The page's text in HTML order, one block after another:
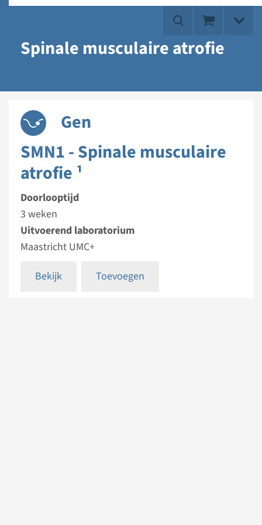
Spinale musculaire atrofie
Gen
SMN1 - Spinale musculaire
atrofie ¹
Doorlooptijd
3 weken
Uitvoerend laboratorium
Maastricht UMC+
Bekijk
Toevoegen